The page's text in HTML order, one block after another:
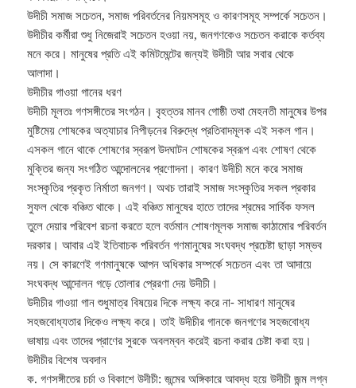
উদীচী সমাজ সচেতন, সমাজ পরিবর্তনের নিয়মসমূহ ও কারণসমূহ সম্পর্কে সচেতন।
উদীচীর কর্মীরা শুধু নিজেরাই সচেতন হওয়া নয়, জনগণকেও সচেতন করাকে কর্তব্য
মনে করে। মানুষের প্রতি এই কমিটমেন্টের জন্যই উদীচী আর সবার থেকে
আলাদা।
উদীচীর গাওয়া গানের ধরণ
উদীচী মূলতঃ গণসঙ্গীতের সংগঠন। বৃহত্তর মানব গোষ্ঠী তথা মেহনতী মানুষের উপর
মুষ্টিমেয় শোষকের অত্যাচার নিপীড়নের বিরুদ্ধে প্রতিবাদমূলক এই সকল গান।
এসকল গানে থাকে শোষণের স্বরূপ উদঘাটন শোষকের স্বরূপ এবং শোষণ থেকে
মুক্তির জন্য সংগঠিত আন্দোলনের প্রণোদনা। কারণ উদীচী মনে করে সমাজ
সংস্কৃতির প্রকৃত নির্মাতা জনগণ। অথচ তারাই সমাজ সংস্কৃতির সকল প্রকার
সুফল থেকে বঞ্চিত থাকে। এই বঞ্চিত মানুষের হাতে তাদের শ্রমের সার্বিক ফসল
তুলে দেয়ার পরিবেশ রচনা করতে হলে বর্তমান শোষণমূলক সমাজ কাঠামোর পরিবর্তন
দরকার। আবার এই ইতিবাচক পরিবর্তন গণমানুষের সংঘবদ্ধ প্রচেষ্টা ছাড়া সম্ভব
নয়। সে কারণেই গণমানুষকে আপন অধিকার সম্পর্কে সচেতন এবং তা আদায়ে
সংঘবদ্ধ আন্দোলন গড়ে তোলার প্রেরণা দেয় উদীচী।
উদীচীর গাওয়া গান শুধুমাত্র বিষয়ের দিকে লক্ষ্য করে না- সাধারণ মানুষের
সহজবোধ্যতার দিকেও লক্ষ্য করে। তাই উদীচীর গানকে জনগণের সহজবোধ্য
ভাষায় এবং তাদের প্রাণের সুরকে অবলম্বন করেই রচনা করার চেষ্টা করা হয়।
উদীচীর বিশেষ অবদান
ক. গণসঙ্গীতের চর্চা ও বিকাশে উদীচী: জন্মের অঙ্গিকারে আবদ্ধ হয়ে উদীচী জন্ম লগ্ন